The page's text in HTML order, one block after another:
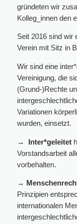
gründeten wir
Kolleg_innen den
Seit 2016 sind wir
Verein mit Sitz in
Wir sind eine
Vereinigung, die
(Grund-)Rechte
Variationen
wurden, einsetzt.
→ Inter*geleitet
Vorstandsarbeit
vorbehalten.
→
Prinzipien
internationalen